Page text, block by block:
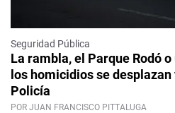
Seguridad Pública
La rambla, el Parque Rodó
los homicidios se
Policía
POR JUAN FRANCISCO PITTALUGA